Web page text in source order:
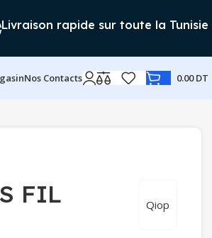
Livraison rapide sur toute la Tunisie
Nos Contacts 0.00DT
Qiop
FIL